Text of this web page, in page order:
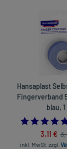
Hansaplast
Fingerverband
blau,
3,11 €
inkl. MwSt. zzgl.